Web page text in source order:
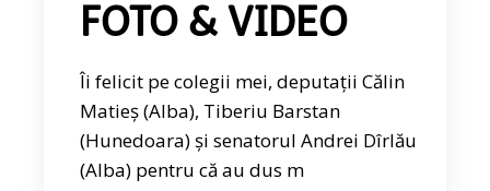
FOTO & VIDEO
Îi felicit pe colegii mei, deputații Călin
Matieș (Alba), Tiberiu Barstan
(Hunedoara) și senatorul Andrei Dîrlău
(Alba) pentru că au dus m